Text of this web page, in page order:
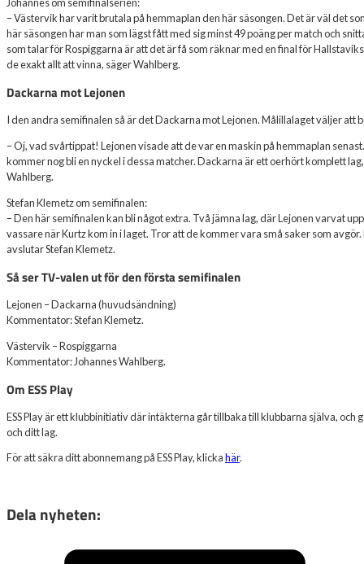
Johannes om semifinalserien:
– Västervik har varit brutala på hemmaplan den här säsongen. Det är väl det
här säsongen har man som lägst fått med sig minst 49 poäng per match och
som talar för Rospiggarna är att det är få som räknar med en final för
de exakt allt att vinna, säger Wahlberg.
Dackarna mot Lejonen
I den andra semifinalen så är det Dackarna mot Lejonen. Målillalaget väljer att
– Oj, vad svårtippat! Lejonen visade att de var en maskin på hemmaplan
kommer nog bli en nyckel i dessa matcher. Dackarna är ett oerhört komplett
Wahlberg.
Stefan Klemetz om semifinalen:
– Den här semifinalen kan bli något extra. Två jämna lag, där Lejonen varvat
vassare när Kurtz kom in i laget. Tror att de kommer vara små saker som
avslutar Stefan Klemetz.
Så ser TV-valen ut för den första semifinalen
Lejonen – Dackarna (huvudsändning)
Kommentator: Stefan Klemetz.
Västervik – Rospiggarna
Kommentator: Johannes Wahlberg.
Om ESS Play
ESS Play är ett klubbinitiativ där intäkterna går tillbaka till klubbarna själva,
och ditt lag.
För att säkra ditt abonnemang på ESS Play, klickahär.
Dela nyheten: